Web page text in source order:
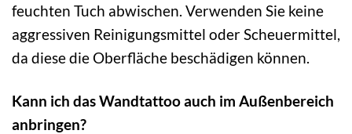
feuchten Tuch abwischen. Verwenden Sie keine
aggressiven Reinigungsmittel oder Scheuermittel,
da diese die Oberfläche beschädigen können.
Kann ich das Wandtattoo auch im Außenbereich
anbringen?